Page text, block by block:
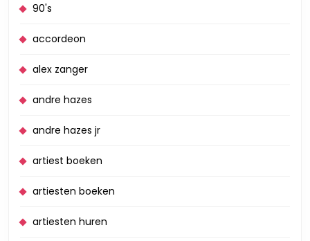
90's
accordeon
alex zanger
andre hazes
andre hazes jr
artiest boeken
artiesten boeken
artiesten huren